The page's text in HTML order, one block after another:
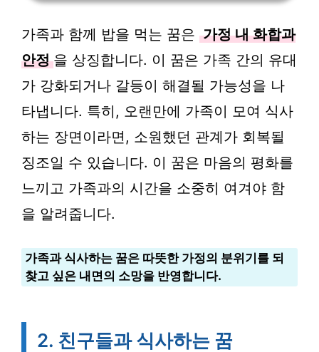
가족과 함께 밥을 먹는 꿈은 가정 내 화합과
안정 을 상징합니다. 이 꿈은 가족 간의 유대
가 강화되거나 갈등이 해결될 가능성을 나
타냅니다. 특히, 오랜만에 가족이 모여 식사
하는 장면이라면, 소원했던 관계가 회복될
징조일 수 있습니다. 이 꿈은 마음의 평화를
느끼고 가족과의 시간을 소중히 여겨야 함
을 알려줍니다.
가족과 식사하는 꿈은 따뜻한 가정의 분위기를 되
찾고 싶은 내면의 소망을 반영합니다.
2. 친구들과 식사하는 꿈